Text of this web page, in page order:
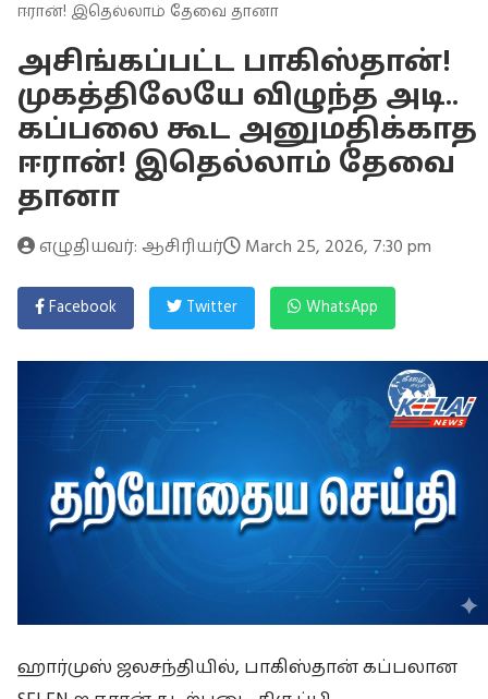
ஈரான்! இதெல்லாம் தேவை தானா
அசிங்கப்பட்ட பாகிஸ்தான்!
முகத்திலேயே விழுந்த அடி..
கப்பலை கூட அனுமதிக்காத
ஈரான்! இதெல்லாம் தேவை
தானா
எழுதியவர்: ஆசிரியர் March 25, 2026, 7:30 pm
Facebook Twitter WhatsApp
ஹார்முஸ் ஜலசந்தியில், பாகிஸ்தான் கப்பலான